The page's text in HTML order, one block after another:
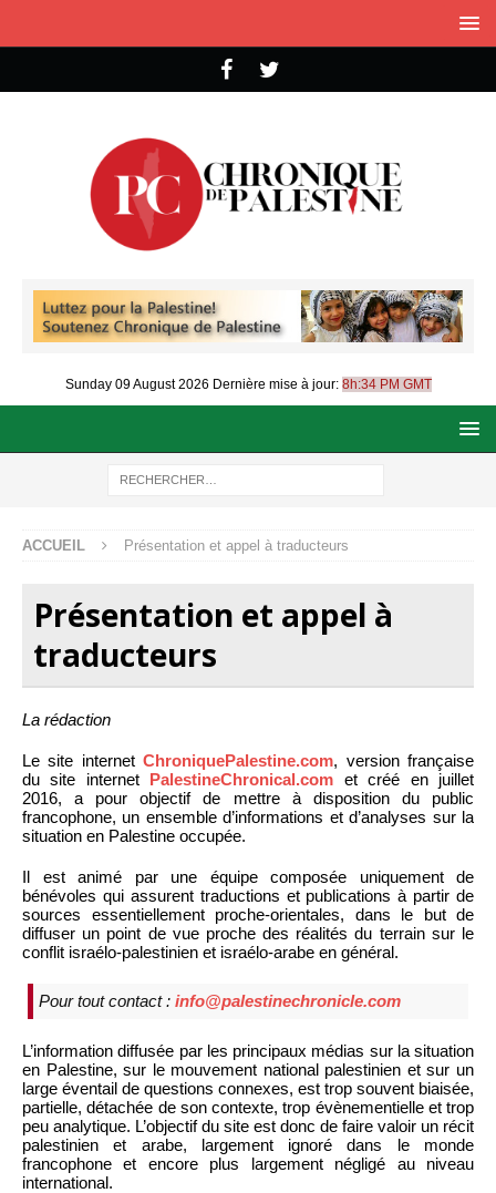
Sunday 09 August 2026 Dernière mise à jour: 8h:34 PM GMT
ACCUEIL Présentation et appel à traducteurs
Présentation et appel à
traducteurs
La rédaction
Le site internetChroniquePalestine.com, version française
du site internet PalestineChronical.com et créé en juillet
2016, a pour objectif de mettre à disposition du public
francophone, un ensemble d’informations et d’analyses sur la
situation en Palestine occupée.
Il est animé par une équipe composée uniquement de
bénévoles qui assurent traductions et publications à partir de
sources essentiellement proche-orientales, dans le but de
diffuser un point de vue proche des réalités du terrain sur le
conflit israélo-palestinien et israélo-arabe en général.
Pour tout contact : info@palestinechronicle.com
L’information diffusée par les principaux médias sur la situation
en Palestine, sur le mouvement national palestinien et sur un
large éventail de questions connexes, est trop souvent biaisée,
partielle, détachée de son contexte, trop évènementielle et trop
peu analytique. L’objectif du site est donc de faire valoir un récit
palestinien et arabe, largement ignoré dans le monde
francophone et encore plus largement négligé au niveau
international.